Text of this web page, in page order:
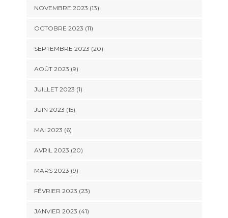
NOVEMBRE 2023 (13)
OCTOBRE 2023 (11)
SEPTEMBRE 2023 (20)
AOÛT 2023 (9)
JUILLET 2023 (1)
JUIN 2023 (15)
MAI 2023 (6)
AVRIL 2023 (20)
MARS 2023 (9)
FÉVRIER 2023 (23)
JANVIER 2023 (41)